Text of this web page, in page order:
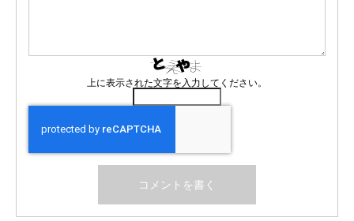
上に表示された文字を入力してください。